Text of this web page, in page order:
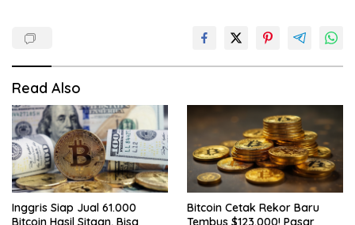
Read Also
Inggris Siap Jual 61.000
Bitcoin Hasil Sitaan, Bisa
Bitcoin Cetak Rekor Baru
Tembus $123.000! Pasar